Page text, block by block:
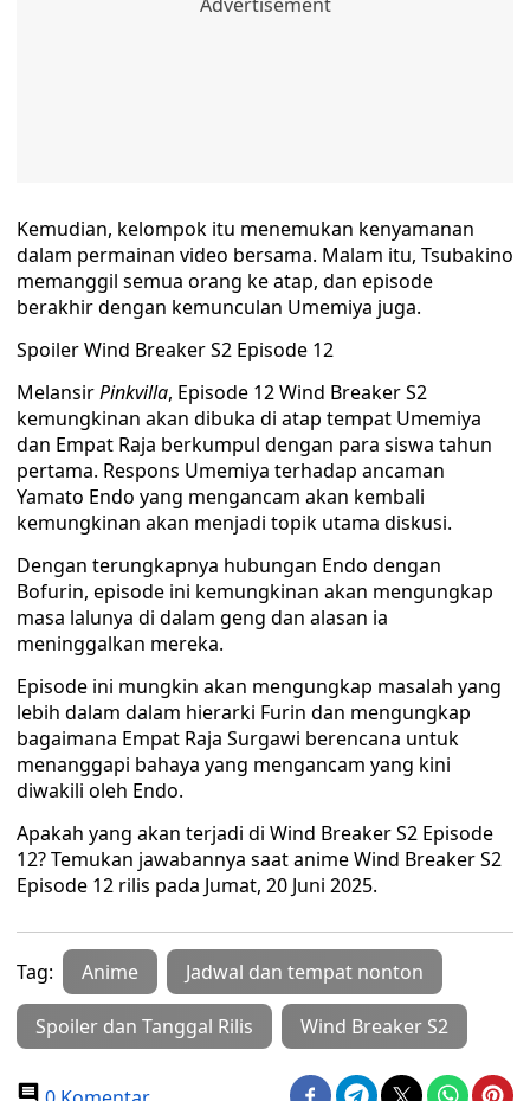
Kemudian, kelompok itu menemukan kenyamanan
dalam permainan video bersama. Malam itu, Tsubakino
memanggil semua orang ke atap, dan episode
berakhir dengan kemunculan Umemiya juga.
Spoiler Wind Breaker S2 Episode 12
MelansirPinkvilla, Episode 12 Wind Breaker S2
kemungkinan akan dibuka di atap tempat Umemiya
dan Empat Raja berkumpul dengan para siswa tahun
pertama. Respons Umemiya terhadap ancaman
Yamato Endo yang mengancam akan kembali
kemungkinan akan menjadi topik utama diskusi.
Dengan terungkapnya hubungan Endo dengan
Bofurin, episode ini kemungkinan akan mengungkap
masa lalunya di dalam geng dan alasan ia
meninggalkan mereka.
Episode ini mungkin akan mengungkap masalah yang
lebih dalam dalam hierarki Furin dan mengungkap
bagaimana Empat Raja Surgawi berencana untuk
menanggapi bahaya yang mengancam yang kini
diwakili oleh Endo.
Apakah yang akan terjadi di Wind Breaker S2 Episode
12? Temukan jawabannya saat anime Wind Breaker S2
Episode 12 rilis pada Jumat, 20 Juni 2025.
Tag: Anime Jadwal dan tempat nonton
Spoiler dan Tanggal Rilis Wind Breaker S2